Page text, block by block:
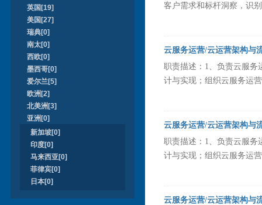
英国[19]
美国[27]
瑞典[0]
南太[0]
西欧[0]
墨西哥[0]
爱尔兰[5]
欧洲[2]
北美洲[3]
亚洲[0]
新加坡[0]
印度[0]
马来西亚[0]
菲律宾[0]
日本[0]
客户需求和标杆洞察，识
云服务运营/云运营架构与
职责描述：1、负责云服务
计与实现；组织云服务运
云服务运营/云运营架构与
职责描述：1、负责云服务
计与实现；组织云服务运
云服务运营/云运营架构与